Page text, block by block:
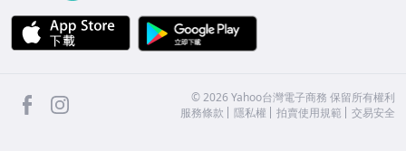
APP Store
facebook ©2026 Yahoo台灣電子商務 保留所有權利
服務條款
隱私權 拍賣使用規範 交易安全